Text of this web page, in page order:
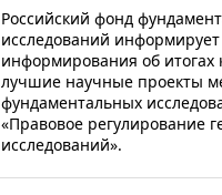
Российский фонд
исследований
информирования об итогах
лучшие научные проекты
фундаментальных
«Правовое регулирование
исследований».